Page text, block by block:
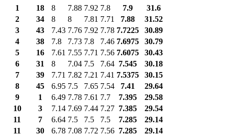
1
18 8 7.88 7.92 7.8 7.9
31.6
2
34 8 8 7.81 7.71 7.88
31.52
3
43 7.43 7.76 7.92 7.78 7.7225
30.89
4
38 7.8 7.73 7.8 7.46 7.6975
30.79
5
16 7.61 7.55 7.71 7.56 7.6075
30.43
6
31 8 7.04 7.5 7.64 7.545
30.18
7
39 7.71 7.82 7.21 7.41 7.5375
30.15
8
45 6.95 7.5 7.65 7.54 7.41
29.64
9
1 6.49 7.78 7.61 7.7 7.395
29.58
10
3 7.14 7.69 7.44 7.27 7.385
29.54
11
7 6.64 7.5 7.5 7.5 7.285
29.14
11
30 6.78 7.08 7.72 7.56 7.285
29.14